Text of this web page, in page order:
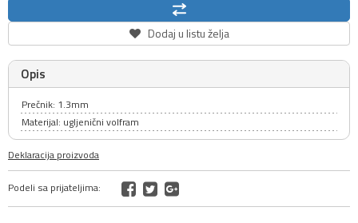
Dodaj u listu želja
Opis
Prečnik: 1.3mm
Materijal: ugljenični volfram
Deklaracija proizvoda
Podeli sa prijateljima: